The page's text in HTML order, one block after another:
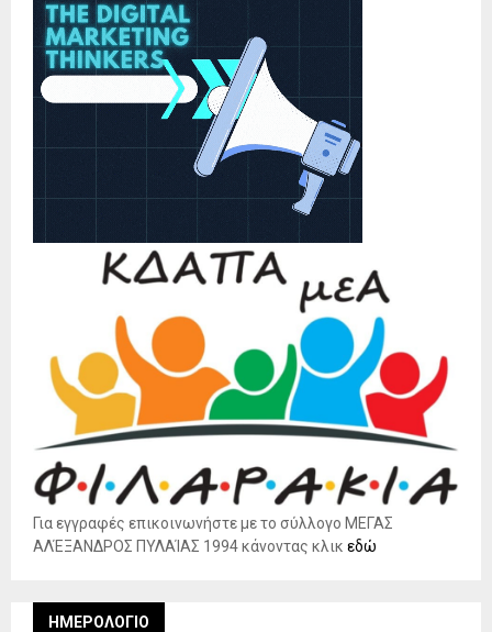
Για εγγραφές επικοινωνήστε με το σύλλογο ΜΕΓΑΣ
ΑΛΈΞΑΝΔΡΟΣ ΠΥΛΑΊΑΣ 1994 κάνοντας κλικ εδώ
ΗΜΕΡΟΛΌΓΙΟ